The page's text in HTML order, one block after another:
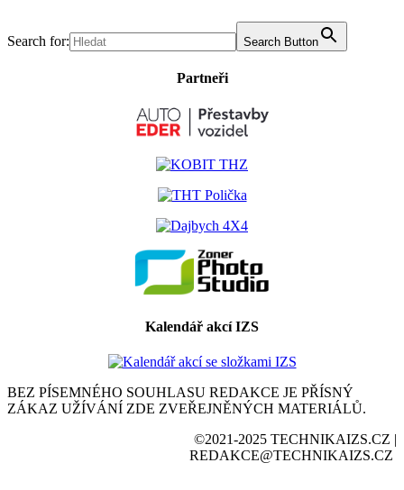
Search for: Search Button
Partneři
Kalendář akcí IZS
BEZ PÍSEMNÉHO SOUHLASU REDAKCE JE PŘÍSNÝ
ZÁKAZ UŽÍVÁNÍ ZDE ZVEŘEJNĚNÝCH MATERIÁLŮ.
©2021-2025 TECHNIKAIZS.CZ |
REDAKCE@TECHNIKAIZS.CZ